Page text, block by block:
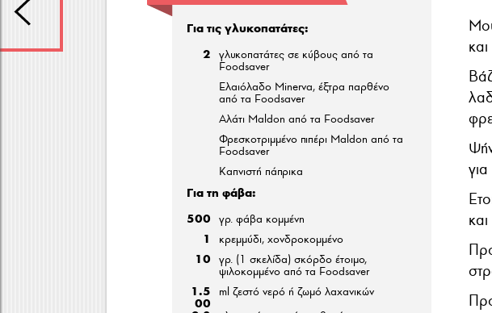
Για τις γλυκοπατάτες:
2
γλυκοπατάτες σε κύβους από τα
Foodsaver
Ελαιόλαδο Minerva, έξτρα παρθένο
από τα Foodsaver
Αλάτι Maldon από τα Foodsaver
Φρεσκοτριμμένο πιπέρι Maldon από τα
Foodsaver
Καπνιστή πάπρικα
Για τη φάβα:
500
γρ. φάβα κομμένη
1 κρεμμύδι, χονδροκομμένο
10
γρ. (1 σκελίδα) σκόρδο έτοιμο,
ψιλοκομμένο από τα Foodsaver
1.5
00
ml ζεστό νερό ή ζωμό λαχανικών